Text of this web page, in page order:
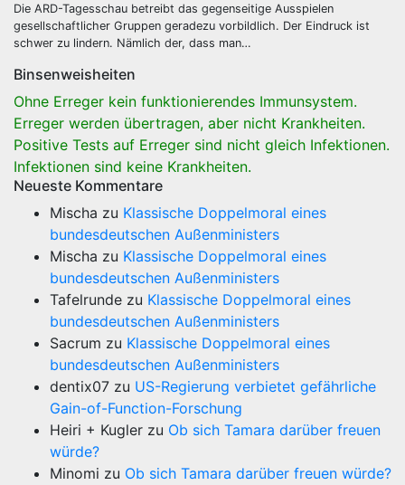
Die ARD-Tagesschau betreibt das gegenseitige Ausspielen
gesellschaftlicher Gruppen geradezu vorbildlich. Der Eindruck ist
schwer zu lindern. Nämlich der, dass man…
Binsenweisheiten
Ohne Erreger kein funktionierendes Immunsystem.
Erreger werden übertragen, aber nicht Krankheiten.
Positive Tests auf Erreger sind nicht gleich Infektionen.
Infektionen sind keine Krankheiten.
Neueste Kommentare
Mischa zu Klassische Doppelmoral eines
bundesdeutschen Außenministers
Mischa zu Klassische Doppelmoral eines
bundesdeutschen Außenministers
Tafelrunde zu Klassische Doppelmoral eines
bundesdeutschen Außenministers
Sacrum zu Klassische Doppelmoral eines
bundesdeutschen Außenministers
dentix07 zu US-Regierung verbietet gefährliche
Gain-of-Function-Forschung
Heiri + Kugler zu Ob sich Tamara darüber freuen
würde?
Minomi zu Ob sich Tamara darüber freuen würde?